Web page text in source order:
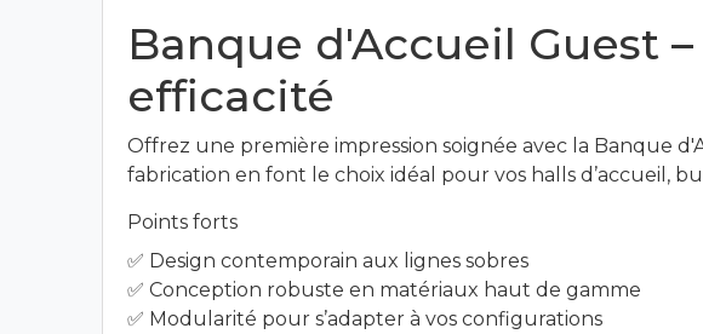
Banque d'Accueil Guest
efficacité
Offrez une première impression soignée avec la Banque
fabrication en font le choix idéal pour vos halls d’accueil,
Points forts
✅ Design contemporain aux lignes sobres
✅ Conception robuste en matériaux haut de gamme
✅ Modularité pour s’adapter à vos configurations